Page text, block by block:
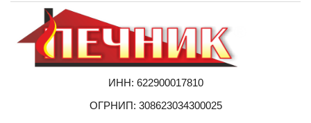
ИНН: 622900017810
ОГРНИП: 308623034300025